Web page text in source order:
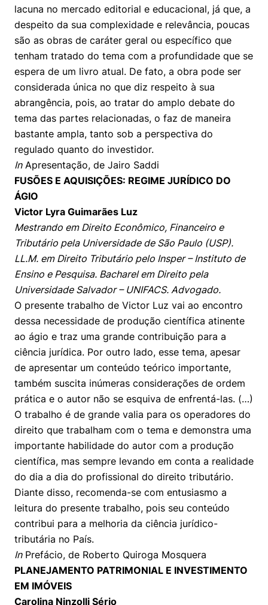
lacuna no mercado editorial e educacional, já que, a
despeito da sua complexidade e relevância, poucas
são as obras de caráter geral ou específico que
tenham tratado do tema com a profundidade que se
espera de um livro atual. De fato, a obra pode ser
considerada única no que diz respeito à sua
abrangência, pois, ao tratar do amplo debate do
tema das partes relacionadas, o faz de maneira
bastante ampla, tanto sob a perspectiva do
regulado quanto do investidor.
InApresentação, de Jairo Saddi
FUSÕES E AQUISIÇÕES: REGIME JURÍDICO DO
ÁGIO
Victor Lyra Guimarães Luz
Mestrando em Direito Econômico, Financeiro e
Tributário pela Universidade de São Paulo (USP).
LL.M. em Direito Tributário pelo Insper – Instituto de
Ensino e Pesquisa. Bacharel em Direito pela
Universidade Salvador – UNIFACS. Advogado.
O presente trabalho de Victor Luz vai ao encontro
dessa necessidade de produção científica atinente
ao ágio e traz uma grande contribuição para a
ciência jurídica. Por outro lado, esse tema, apesar
de apresentar um conteúdo teórico importante,
também suscita inúmeras considerações de ordem
prática e o autor não se esquiva de enfrentá-las. (…)
O trabalho é de grande valia para os operadores do
direito que trabalham com o tema e demonstra uma
importante habilidade do autor com a produção
científica, mas sempre levando em conta a realidade
do dia a dia do profissional do direito tributário.
Diante disso, recomenda-se com entusiasmo a
leitura do presente trabalho, pois seu conteúdo
contribui para a melhoria da ciência jurídico-
tributária no País.
InPrefácio, de Roberto Quiroga Mosquera
PLANEJAMENTO PATRIMONIAL E INVESTIMENTO
EM IMÓVEIS
Carolina Ninzolli Sério